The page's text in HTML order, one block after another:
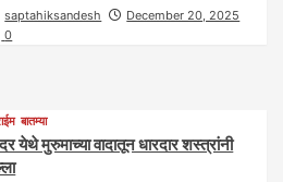
saptahiksandesh
December 20, 2025
0
बातम्या
येथे मुरुमाच्या वादातून धारदार शस्त्रांनी